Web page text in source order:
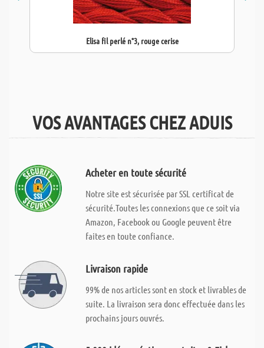
Elisa fil perlé n°3, rouge cerise
VOS AVANTAGES CHEZ ADUIS
Acheter en toute sécurité
Notre site est sécurisée par SSL certificat de
sécurité.Toutes les connexions que ce soit via
Amazon, Facebook ou Google peuvent être
faites en toute confiance.
Livraison rapide
99% de nos articles sont en stock et livrables de
suite. La livraison sera donc effectuée dans les
prochains jours ouvrés.